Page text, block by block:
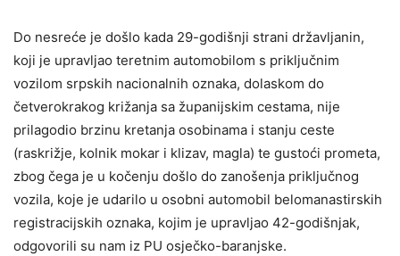
Do nesreće je došlo kada 29-godišnji strani državljanin,
koji je upravljao teretnim automobilom s priključnim
vozilom srpskih nacionalnih oznaka, dolaskom do
četverokrakog križanja sa županijskim cestama, nije
prilagodio brzinu kretanja osobinama i stanju ceste
(raskrižje, kolnik mokar i klizav, magla) te gustoći prometa,
zbog čega je u kočenju došlo do zanošenja priključnog
vozila, koje je udarilo u osobni automobil belomanastirskih
registracijskih oznaka, kojim je upravljao 42-godišnjak,
odgovorili su nam iz PU osječko-baranjske.